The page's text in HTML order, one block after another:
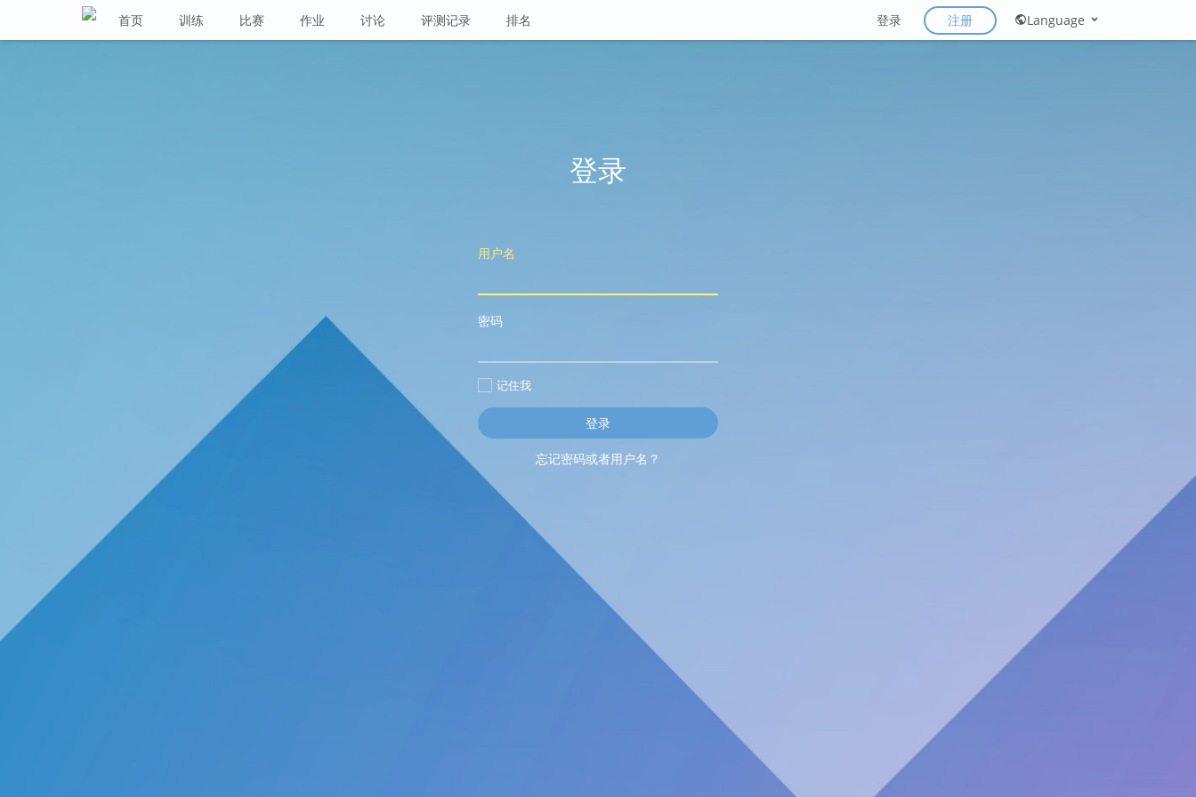
首页 训练 比赛 作业 讨论 评测记录 排名 登录 注册 Language
登录
用户名
密码
记住我
忘记密码或者用户名？